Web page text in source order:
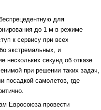
для
до 1 м в режиме
к сервису при всех
экстремальных, и
нескольких секунд об отказе
при решении таких задач,
посадкой самолетов, где
Евросоюза провести